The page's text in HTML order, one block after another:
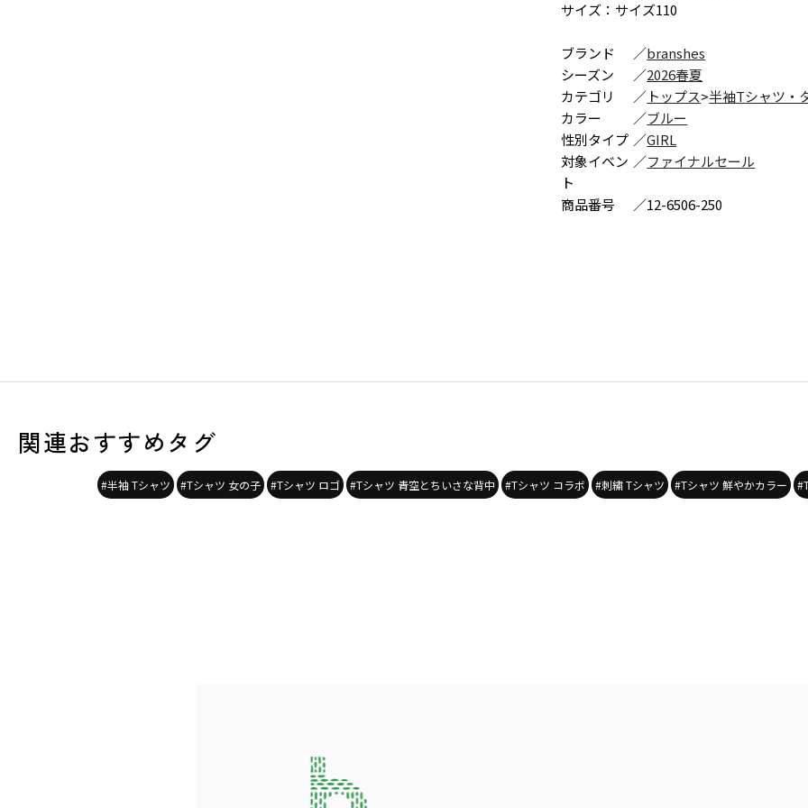
サイズ：サイズ110
ブランド ／branshes
シーズン
／2026春夏
カテゴリ
／ トップス>半袖Tシャツ・
カラー
／ブルー
性別タイプ ／GIRL
対象イベン
ト
／ファイナルセール
商品番号 ／12-6506-250
関連おすすめタグ
#半袖 Tシャツ #Tシャツ 女の子 #Tシャツ ロゴ #Tシャツ 青空とちいさな背中 #Tシャツ コラボ #刺繍 Tシャツ #Tシャツ 鮮やかカラー